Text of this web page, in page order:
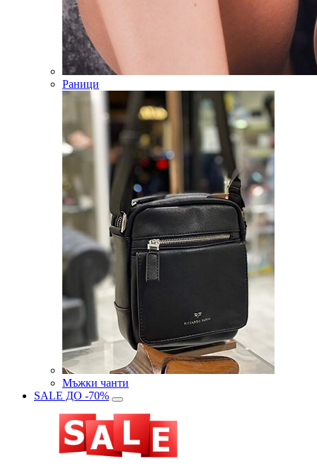
Раници
Мъжки чанти
SALE ДО -70%